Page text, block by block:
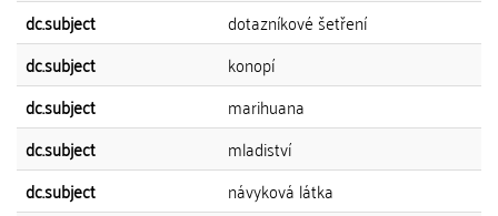
dc.subject
dotazníkové šetření
dc.subject
konopí
dc.subject
marihuana
dc.subject
mladiství
dc.subject
návyková látka